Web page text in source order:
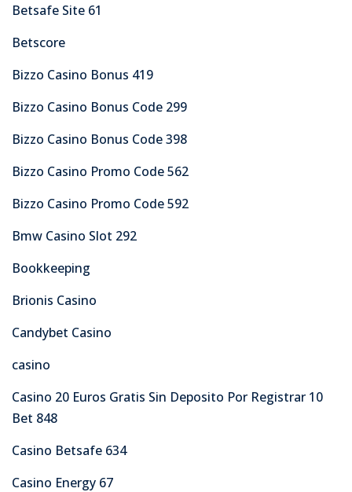
Betsafe Site 61
Betscore
Bizzo Casino Bonus 419
Bizzo Casino Bonus Code 299
Bizzo Casino Bonus Code 398
Bizzo Casino Promo Code 562
Bizzo Casino Promo Code 592
Bmw Casino Slot 292
Bookkeeping
Brionis Casino
Candybet Casino
casino
Casino 20 Euros Gratis Sin Deposito Por Registrar 10
Bet 848
Casino Betsafe 634
Casino Energy 67